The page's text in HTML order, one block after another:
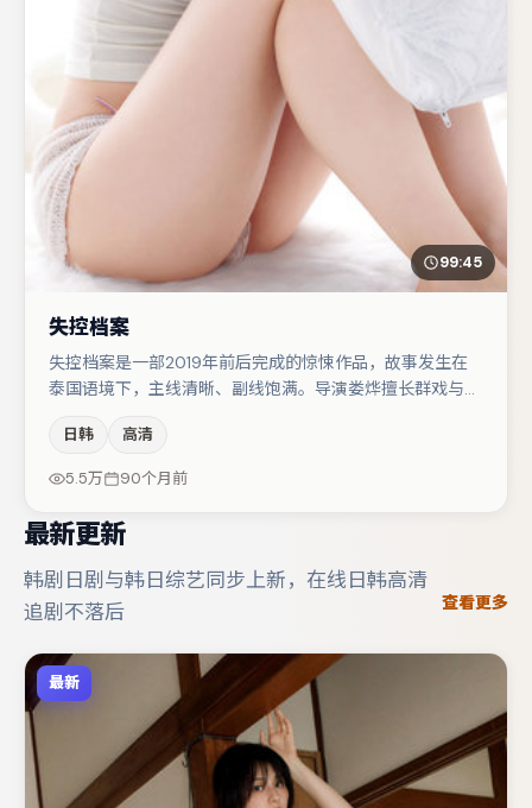
99:45
失控档案
失控档案是一部2019年前后完成的惊悚作品，故事发生在
泰国语境下，主线清晰、副线饱满。导演娄烨擅长群戏与空
承担叙事驱动，沈腾、宋佳分别提供反差与喜剧/悬疑调剂
（视场次而定）。整体完成度较高，适合周末一口气追完。
日韩 高清
5.5万 90个月前
最新更新
韩剧日剧与韩日综艺同步上新，在线日韩高清
追剧不落后
查看更多
最新